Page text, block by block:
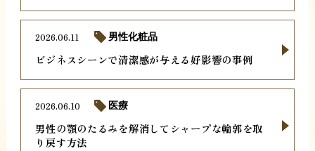
ビジネスシーンで清潔感が与える好影響の事例
2026.06.11 男性化粧品
男性の顎のたるみを解消してシャープな輪郭を取
り戻す方法
2026.06.10 医療